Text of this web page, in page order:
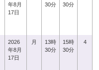
年8月
17日
30分
30分
2026
年8月
17日
月
13時
30分
15時
30分
4